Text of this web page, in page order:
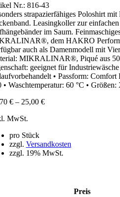
Nr.: 816-43
strapazierfähiges Poloshirt
Leasingkoller zur
im Saum.
dem HAKRO
auch als Damenmodell mit
MIKRALINAR®, Piqué aus 50
geeignet für
• Passform:
• Waschtemperatur: 60 °C •
€– 25,00 €
MwSt.
pro Stück
zzgl. Versandkosten
zzgl. 19% MwSt.
Preis